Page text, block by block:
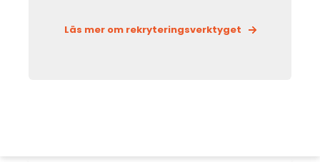
Läs mer om rekryteringsverktyget